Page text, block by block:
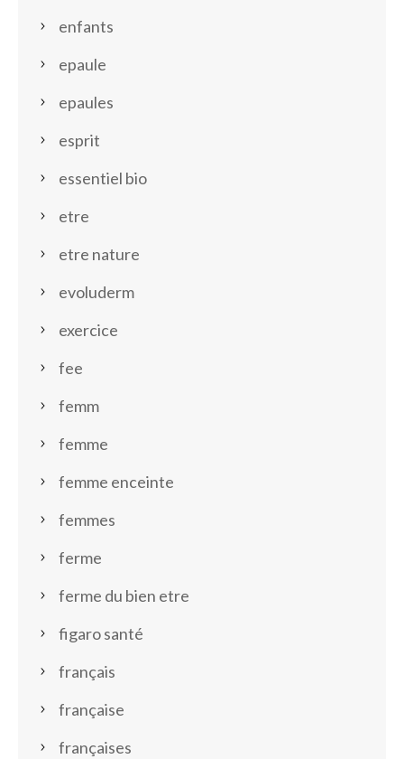
enfants
epaule
epaules
esprit
essentiel bio
etre
etre nature
evoluderm
exercice
fee
femm
femme
femme enceinte
femmes
ferme
ferme du bien etre
figaro santé
français
française
françaises